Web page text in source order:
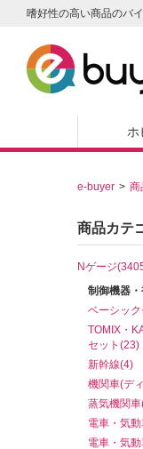
嗜好性の高い商品のバ
ホ
e-buyer 商
商品カテ
Nゲージ
制御機器
ベーシッ
TOMIX・
セット(23)
新幹線(4)
機関車(デ
蒸気機関車
電車・気
電車・気